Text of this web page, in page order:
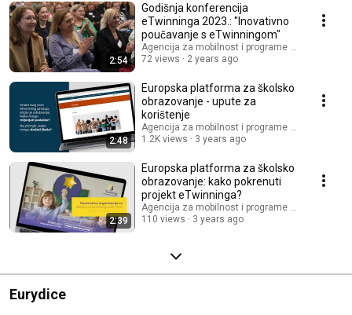
2:54
Godišnja konferencija
eTwinninga 2023.: "Inovativno
poučavanje s eTwinningom"
Agencija za mobilnost i programe Europske
72 views
2 years ago
2:48
Europska platforma za školsko
obrazovanje - upute za
korištenje
Agencija za mobilnost i programe Europske
1.2K views
3 years ago
2:39
Europska platforma za školsko
obrazovanje: kako pokrenuti
projekt eTwinninga?
Agencija za mobilnost i programe Europske
110 views
3 years ago
Eurydice